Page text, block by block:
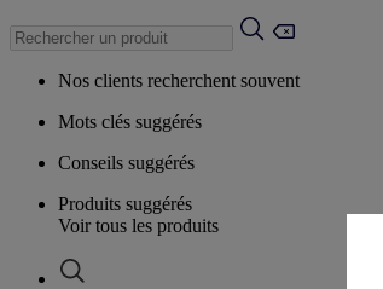
Nos clients recherchent souvent
Mots clés suggérés
Conseils suggérés
Produits suggérés
Voir tous les produits